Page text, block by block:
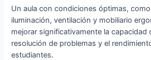
Un aula con condiciones óptimas,
iluminación, ventilación y mobiliario
mejorar significativamente la capacidad
resolución de problemas y el
estudiantes.